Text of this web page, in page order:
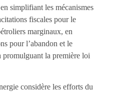
simplifiant les mécanismes
fiscales pour le
marginaux, en
pour l’abandon et le
promulguant la première loi
considère les efforts du